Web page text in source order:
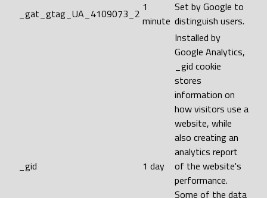
_gat_gtag_UA_4109073_2 1
minute
Set by Google to
distinguish users.
_gid 1 day
Installed by
Google Analytics,
_gid cookie
stores
information on
how visitors use a
website, while
also creating an
analytics report
of the website's
performance.
Some of the data